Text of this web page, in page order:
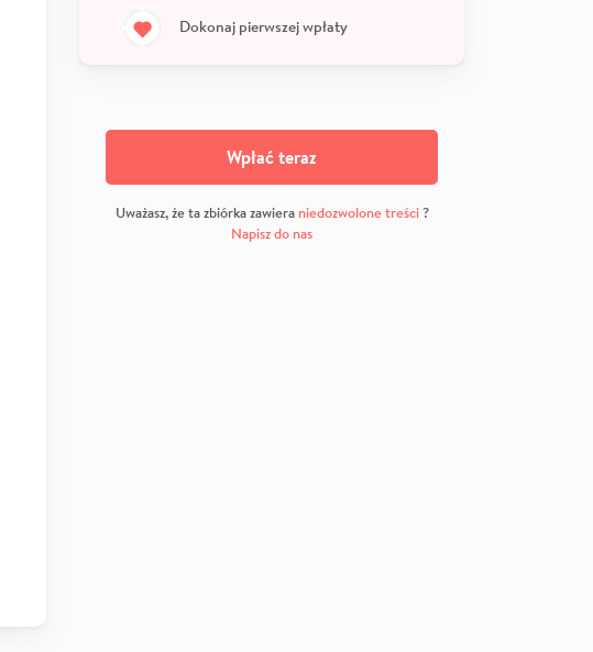
Dokonaj pierwszej wpłaty
Wpłać teraz
Uważasz, że ta zbiórka zawiera niedozwolone treści?
Napisz do nas